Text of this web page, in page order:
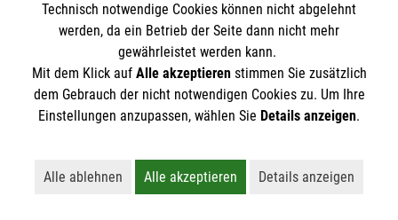
Erste Hilfe bei älteren Menschen
Technisch notwendige Cookies können nicht abgelehnt
werden, da ein Betrieb der Seite dann nicht mehr
gewährleistet werden kann.
Mit dem Klick auf Alle akzeptierenstimmen Sie zusätzlich
dem Gebrauch der nicht notwendigen Cookies zu. Um Ihre
Einstellungen anzupassen, wählen Sie Details anzeigen.
Alle ablehnen
Lehnt alle nicht-essentiellen Cookies ab
Alle akzeptieren
Akzeptiert alle Cookies
Details anzeigen